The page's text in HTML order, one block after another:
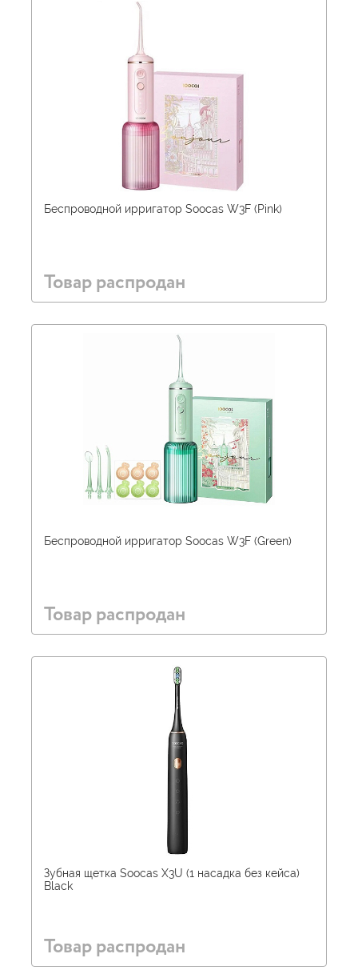
Беспроводной ирригатор Soocas W3F (Pink)
Товар распродан
Беспроводной ирригатор Soocas W3F (Green)
Товар распродан
Зубная щетка Soocas X3U (1 насадка без кейса)
Black
Товар распродан